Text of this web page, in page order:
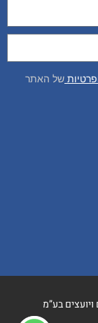
של האתר
בע”מ